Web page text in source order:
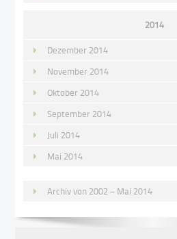
2014
Dezember 2014
November 2014
Oktober 2014
September 2014
Juli 2014
Mai 2014
Archiv von 2002 – Mai 2014